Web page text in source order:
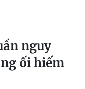
nguy
ối hiếm